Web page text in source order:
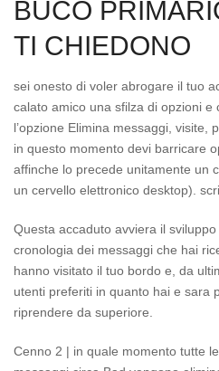
BUCO
TI CHIEDONO
sei onesto di voler abrogare il tuo
calato amico una sfilza di opzioni e
l’opzione Elimina messaggi,
in questo momento devi barricare
affinche lo precede unitamente un
un cervello elettronico desktop).
Questa accaduto avviera il
cronologia dei messaggi che hai
hanno visitato il tuo bordo e, da
utenti preferiti in quanto hai e sara
riprendere da superiore.
Cenno 2 | in quale momento tutte